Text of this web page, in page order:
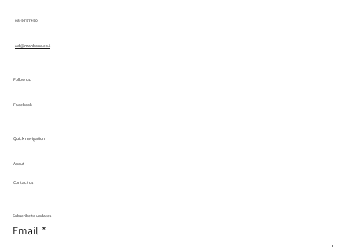
08-9797490
adi@manbond.co.il
Quick navigation
About
Contact us
Follow us.
Facebook
Subscribe to updates
Email *